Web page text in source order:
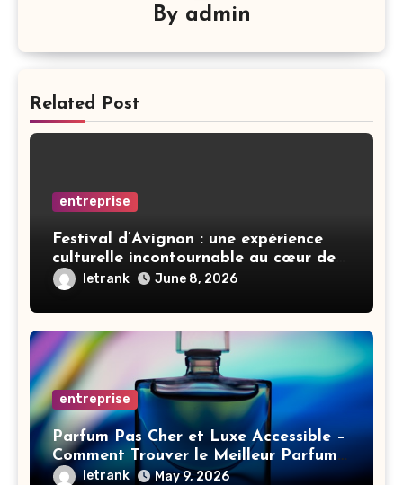
By admin
Related Post
entreprise
Festival d’Avignon : une expérience
culturelle incontournable au cœur de
la Provence
letrank June 8, 2026
entreprise
Parfum Pas Cher et Luxe Accessible –
Comment Trouver le Meilleur Parfum
Femme ou Homme
letrank May 9, 2026